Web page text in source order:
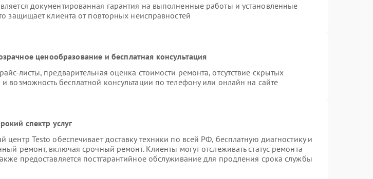
документированная гарантия на выполненные работы и установленные
защищает клиента от повторных неисправностей
ценообразование и бесплатная консультация
листы, предварительная оценка стоимости ремонта, отсутствие скрытых
возможность бесплатной консультации по телефону или онлайн на сайте
спектр услуг
центр Testo обеспечивает доставку техники по всей РФ, бесплатную диагностику и
ремонт, включая срочный ремонт. Клиенты могут отслеживать статус ремонта
предоставляется постгарантийное обслуживание для продления срока службы